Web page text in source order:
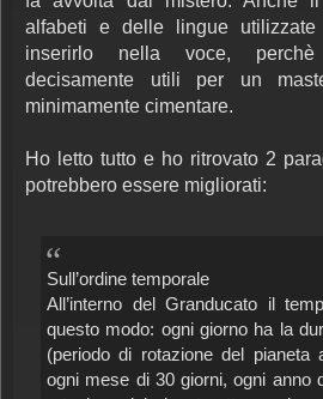
alfabeti e delle lingue
inserirlo nella voce, perchè
decisamente utili per un
minimamente cimentare.
Ho letto tutto e ho ritrovato 2
potrebbero essere migliorati:
Sull’ordine temporale
All’interno del Granducato il
questo modo: ogni giorno ha la
(periodo di rotazione del pianeta
ogni mese di 30 giorni, ogni anno